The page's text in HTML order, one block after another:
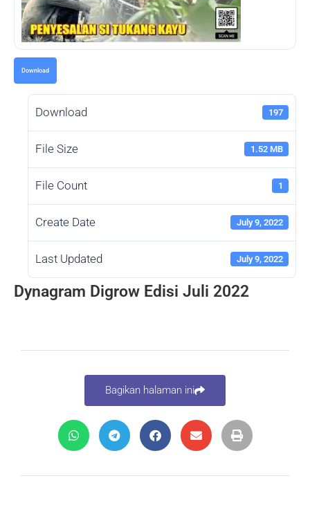
Download
Download 197
File Size 1.52 MB
File Count 1
Create Date July 9, 2022
Last Updated July 9, 2022
Dynagram Digrow Edisi Juli 2022
Bagikan halaman ini